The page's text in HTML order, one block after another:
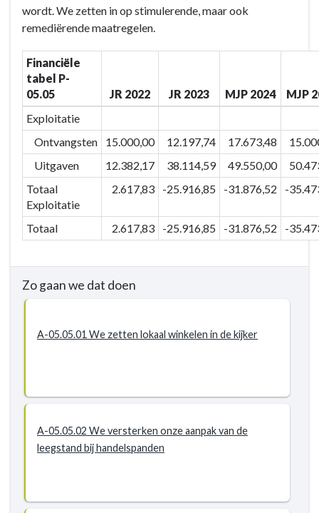
05:
We
versterken
economisch
toeristisch
netwerk
om
troeven
inzake
ondernemen,
werken
verder
05.05:
diversiteit
wordt. We zetten in op stimulerende, maar ook
remediërende maatregelen.
Financiële
tabel P-
05.05
JR 2022 JR 2023 MJP 2024
MJP
Exploitatie
Ontvangsten
15.000,00 12.197,74 17.673,48
Uitgaven
12.382,17 38.114,59 49.550,00
Totaal
Exploitatie
2.617,83 -25.916,85 -31.876,52 -
Totaal 2.617,83 -25.916,85 -31.876,52 -
Zo gaan we dat doen
A-05.05.01 We zetten lokaal winkelen in de kijker
A-05.05.02 We versterken onze aanpak van de
leegstand bij handelspanden